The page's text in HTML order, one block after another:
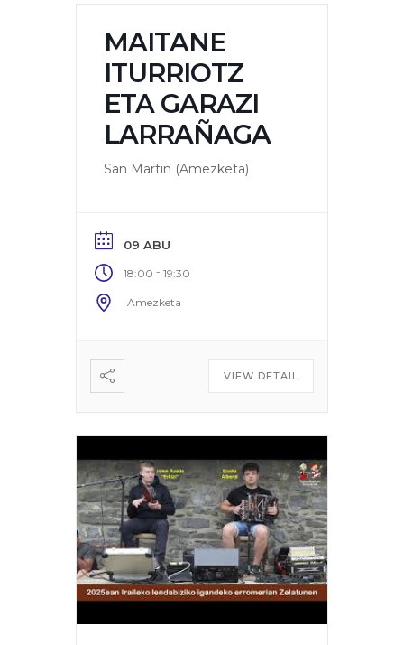
MAITANE
ITURRIOTZ
ETA GARAZI
LARRAÑAGA
San Martin (Amezketa)
09 ABU
18:00 - 19:30
Amezketa
VIEW DETAIL